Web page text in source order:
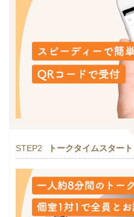
STEP2 トークタイムスタート